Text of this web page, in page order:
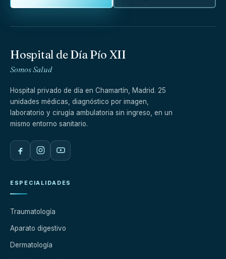
Hospital de Día Pío XII
Somos Salud
Hospital privado de día en Chamartín, Madrid. 25
unidades médicas, diagnóstico por imagen,
laboratorio y cirugía ambulatoria sin ingreso, en un
mismo entorno sanitario.
ESPECIALIDADES
Traumatología
Aparato digestivo
Dermatología